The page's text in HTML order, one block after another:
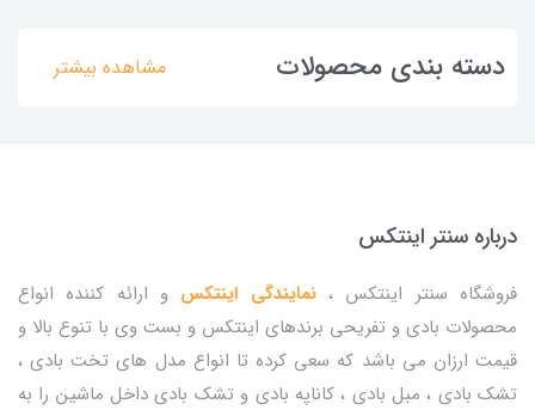
دسته بندی محصولات مشاهده بیشتر
درباره سنتر اینتکس
فروشگاه سنتر اینتکس ،نمایندگی اینتکس و ارائه کننده انواع
محصولات بادی و تفریحی برندهای اینتکس و بست وی با تنوع بالا و
قیمت ارزان می باشد که سعی کرده تا انواع مدل های تخت بادی ،
تشک بادی ، مبل بادی ، کاناپه بادی و تشک بادی داخل ماشین را به